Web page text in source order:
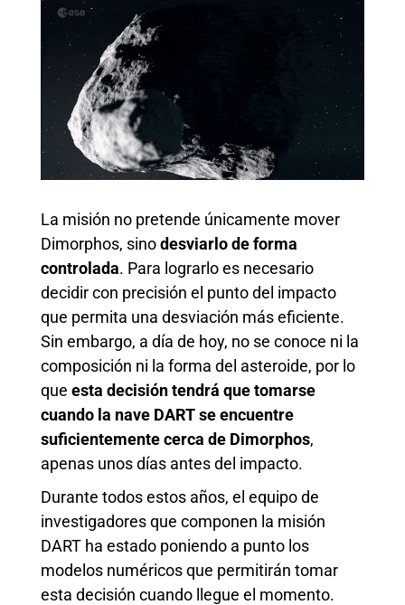
La misión no pretende únicamente mover
Dimorphos, sinodesviarlo de forma
controlada. Para lograrlo es necesario
decidir con precisión el punto del impacto
que permita una desviación más eficiente.
Sin embargo, a día de hoy, no se conoce ni la
composición ni la forma del asteroide, por lo
que esta decisión tendrá que tomarse
cuando la nave DART se encuentre
suficientemente cerca de Dimorphos,
apenas unos días antes del impacto.
Durante todos estos años, el equipo de
investigadores que componen la misión
DART ha estado poniendo a punto los
modelos numéricos que permitirán tomar
esta decisión cuando llegue el momento.